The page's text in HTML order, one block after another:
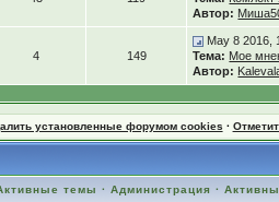
Автор:
4 149
May 8 2016,
Тема: Мое
Автор:
установленные форумом cookies ·
темы ·Администрация ·